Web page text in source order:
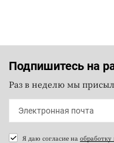
Подпишитесь на
Раз в неделю мы
Я даю согласие на